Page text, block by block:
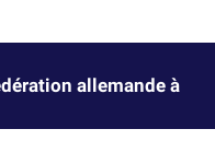
allemande à